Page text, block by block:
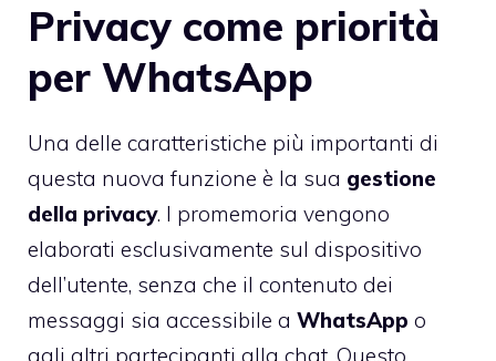
Privacy come priorità
per WhatsApp
Una delle caratteristiche più importanti di
questa nuova funzione è la sua gestione
della privacy. I promemoria vengono
elaborati esclusivamente sul dispositivo
dell’utente, senza che il contenuto dei
messaggi sia accessibile a WhatsApp o
agli altri partecipanti alla chat. Questo